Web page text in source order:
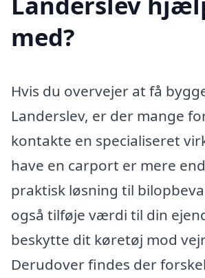
med?
Hvis du overvejer at få
Landerslev, er der mange
kontakte en specialiseret
have en carport er mere
praktisk løsning til
også tilføje værdi til din
beskytte dit køretøj mod
Derudover findes der